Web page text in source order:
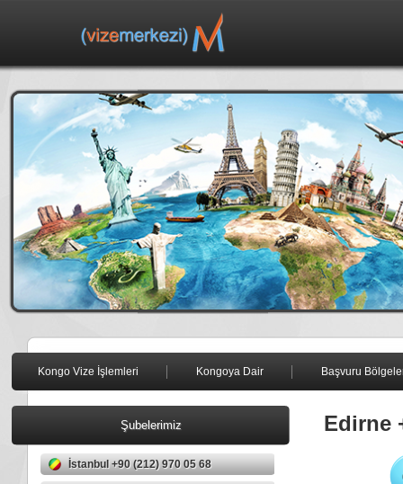
Kongo Vize İşlemleri Kongoya Dair Başvuru
Şubelerimiz
İstanbul +90 (212) 970 05 68
Edirne